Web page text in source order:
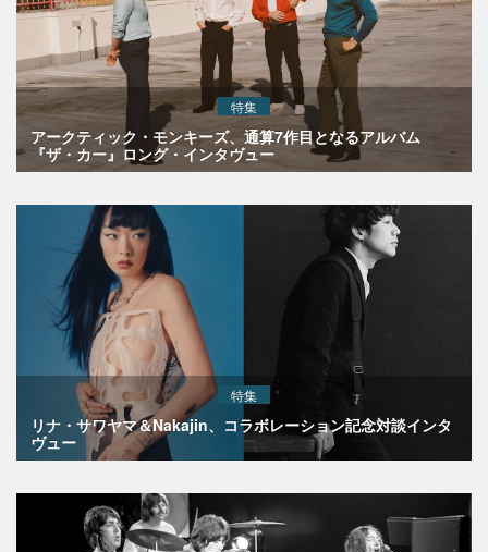
特集
アークティック・モンキーズ、通算7作目となるアルバム
『ザ・カー』ロング・インタヴュー
特集
リナ・サワヤマ＆Nakajin、コラボレーション記念対談インタ
ヴュー